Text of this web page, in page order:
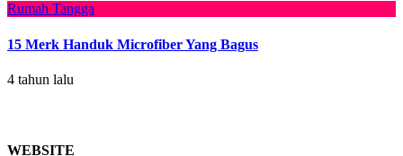
Rumah Tangga
15 Merk Handuk Microfiber Yang Bagus
4 tahun lalu
WEBSITE